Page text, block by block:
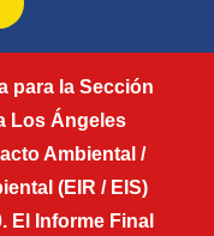
para la Sección
Los Ángeles
Ambiental /
(EIR / EIS)
El Informe Final